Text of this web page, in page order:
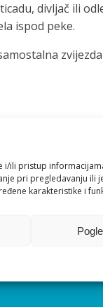
ili pristup
pri pregledavanju ili
karakteristike i
divljač ili
ispod peke.
spoj tradicije i